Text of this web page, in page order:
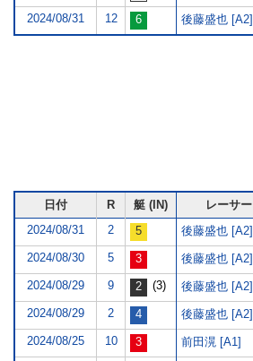
2024/08/31 12 後藤盛也 [A2]
日付 R 艇 (IN) レーサー
2024/08/31
2 後藤盛也 [A2]
2024/08/30 5 後藤盛也 [A2]
2024/08/29 9 (3) 後藤盛也 [A2]
2024/08/29 2 後藤盛也 [A2]
2024/08/25 10 前田滉 [A1]